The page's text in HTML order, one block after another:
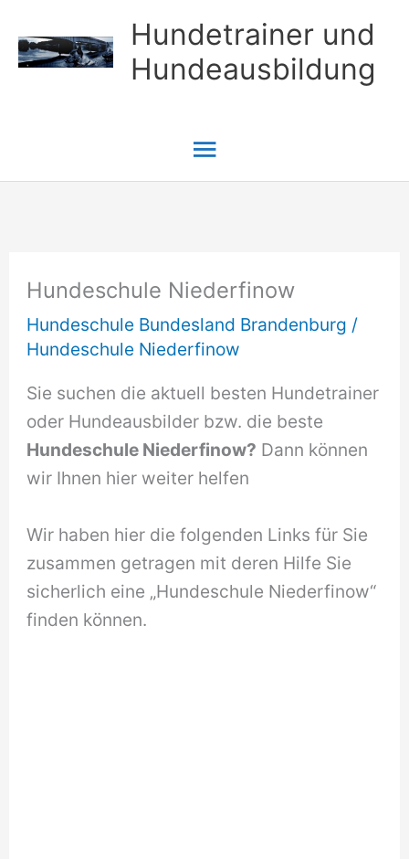
Inhalt
springen
Hundetrainer und
Hundeausbildung
Hauptmenü
Hundeschule Niederfinow
Hundeschule Bundesland Brandenburg /
Hundeschule Niederfinow
Sie suchen die aktuell besten Hundetrainer
oder Hundeausbilder bzw. die beste
Hundeschule Niederfinow? Dann können
wir Ihnen hier weiter helfen
Wir haben hier die folgenden Links für Sie
zusammen getragen mit deren Hilfe Sie
sicherlich eine „Hundeschule Niederfinow“
finden können.